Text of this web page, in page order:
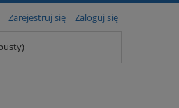
Zarejestruj się Zaloguj się